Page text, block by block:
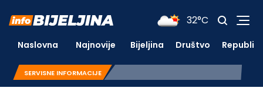
32°C
Naslovna Najnovije Bijeljina Društvo
SERVISNE INFORMACIJE